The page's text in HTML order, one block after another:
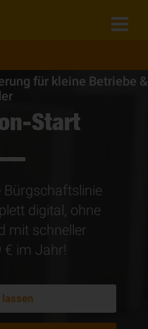
für kleine Betriebe &
Start
Bürgschaftslinie
digital, ohne
mit schneller
€ im Jahr!
lassen